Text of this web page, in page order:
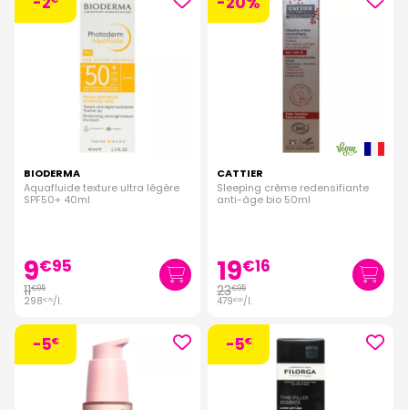
BIODERMA
Aquafluide texture ultra légère
SPF50+ 40ml
9€95
11€95
298€75/l.
CATTIER
Sleeping crème redensifiante
anti-âge bio 50ml
19€16
23€95
479€00/l.
-5€ -5€